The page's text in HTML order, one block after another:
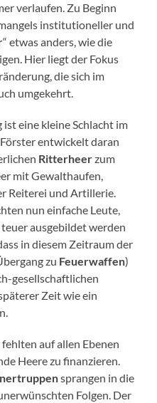
verlaufen. Zu Beginn
institutioneller und
“ etwas anders, wie die
Hier liegt der Fokus
die sich im
umgekehrt.
eine kleine Schlacht im
entwickelt daran
Ritterheerzum
mit Gewalthaufen,
Reiterei und Artillerie.
nun einfache Leute,
ausgebildet werden
in diesem Zeitraum der
zu Feuerwaffen)
gesellschaftlichen
Zeit wie ein
auf allen Ebenen
Heere zu finanzieren.
sprangen in die
Folgen. Der